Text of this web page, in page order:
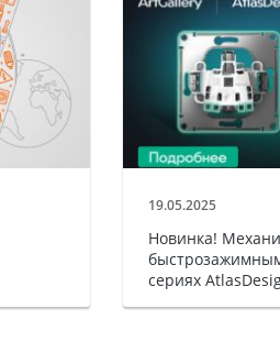
19.05.2025
Новинка!
сериях